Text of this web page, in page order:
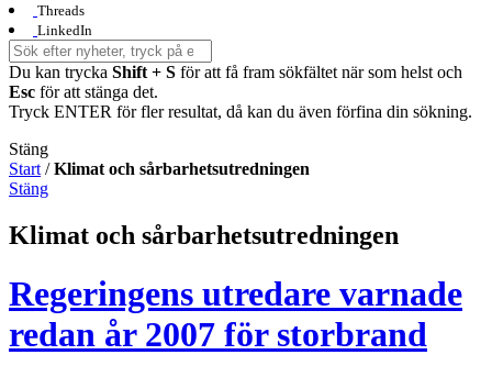
Threads
LinkedIn
Du kan trycka Shift + S för att få fram sökfältet när som helst och
Esc för att stänga det.
Tryck ENTER för fler resultat, då kan du även förfina din sökning.
Stäng
Start /Klimat och sårbarhetsutredningen
Stäng
Klimat och sårbarhetsutredningen
Regeringens utredare varnade
redan år 2007 för storbrand